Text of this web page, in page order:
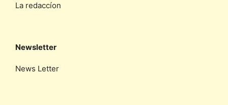
La redaccíon
Newsletter
News Letter